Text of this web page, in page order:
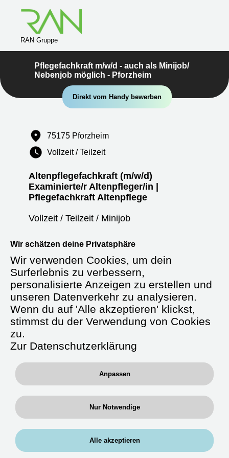
RAN Gruppe
Pflegefachkraft m/w/d - auch als Minijob/
Nebenjob möglich - Pforzheim
Direkt vom Handy bewerben
75175 Pforzheim
Vollzeit / Teilzeit
Altenpflegefachkraft (m/w/d)
Examinierte/r Altenpfleger/in |
Pflegefachkraft Altenpflege
Vollzeit / Teilzeit / Minijob
Willkommen bei der RAN Gruppe –
Dein Einstieg, deine Bedingungen.
Erreichbar unter0711 / 658 692-22
per WhatsApp: 0176-61169744
Starte durch als
Altenpflegefachkraft
Du arbeitest in Bereichen, in denen du
Stationseinheiten oder auf Wunsch auch
Krankenhäusern. Einsätze sind regional
Wir schätzen deine Privatsphäre
Wir verwenden Cookies, um dein
Surferlebnis zu verbessern,
personalisierte Anzeigen zu erstellen und
unseren Datenverkehr zu analysieren.
Wenn du auf 'Alle akzeptieren' klickst,
stimmst du der Verwendung von Cookies
zu.
Zur Datenschutzerklärung
Anpassen
Nur Notwendige
Alle akzeptieren